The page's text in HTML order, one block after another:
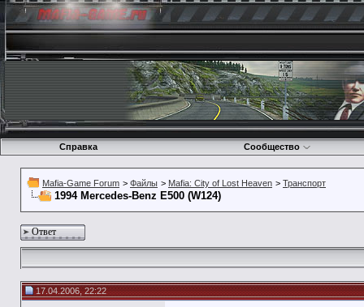
Справка Сообщество
Mafia-Game Forum > Файлы > Mafia: City of Lost Heaven > Транспорт
1994 Mercedes-Benz E500 (W124)
Ответ
17.04.2006, 22:22